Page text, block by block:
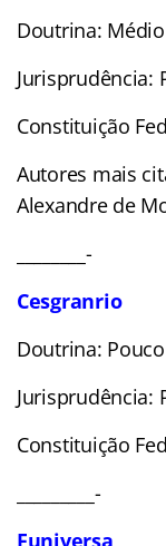
Doutrina: Médio
Jurisprudência:
Constituição
Autores mais
Alexandre de
________-
Cesgranrio
Doutrina: Pouco
Jurisprudência:
Constituição
_________-
Funiversa